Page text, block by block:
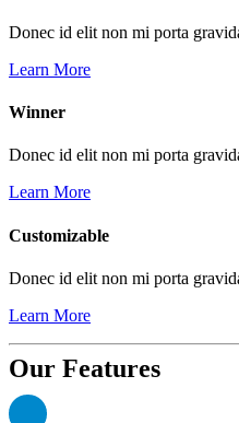
Donec id elit non mi porta
Learn More
Winner
Donec id elit non mi porta
Learn More
Customizable
Donec id elit non mi porta
Learn More
Our Features